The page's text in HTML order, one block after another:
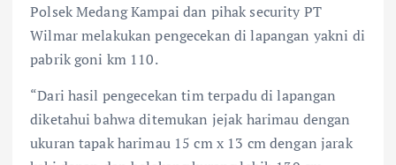
Polsek Medang Kampai dan pihak security PT
Wilmar melakukan pengecekan di lapangan yakni di
pabrik goni km 110.
“Dari hasil pengecekan tim terpadu di lapangan
diketahui bahwa ditemukan jejak harimau dengan
ukuran tapak harimau 15 cm x 13 cm dengan jarak